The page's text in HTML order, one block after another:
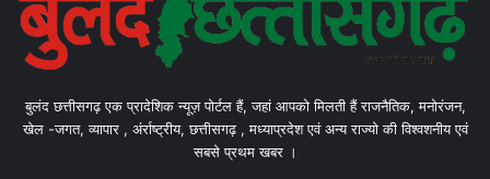
बुलंद छत्तीसगढ़ एक प्रादेशिक न्यूज़ पोर्टल हैं, जहां आपको मिलती हैं राजनैतिक, मनोरंजन,
खेल -जगत, व्यापार , अंर्राष्ट्रीय, छत्तीसगढ़ , मध्याप्रदेश एवं अन्य राज्यो की विश्वशनीय एवं
सबसे प्रथम खबर ।